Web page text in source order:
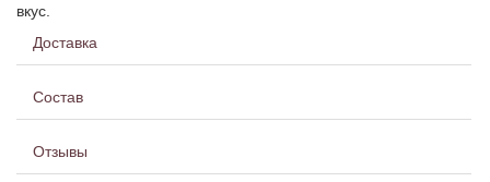
вкус.
Доставка
Состав
Отзывы